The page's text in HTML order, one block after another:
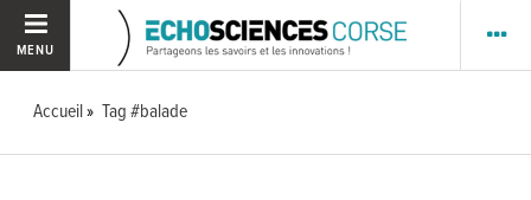
MENU
Accueil Tag #balade